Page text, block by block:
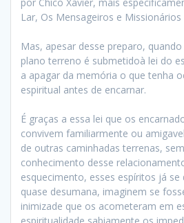
Lar, Os Mensageiros e Missionários
Mas, apesar desse preparo,
plano terreno é submetidoà lei do
a apagar da memória o que tenha
espiritual antes de encarnar.
É graças a essa lei que os
convivem familiarmente ou
de outras caminhadas terrenas,
conhecimento desse
esquecimento, esses espíritos já
quase desumana, imaginem se
inimizade que os acometeram em